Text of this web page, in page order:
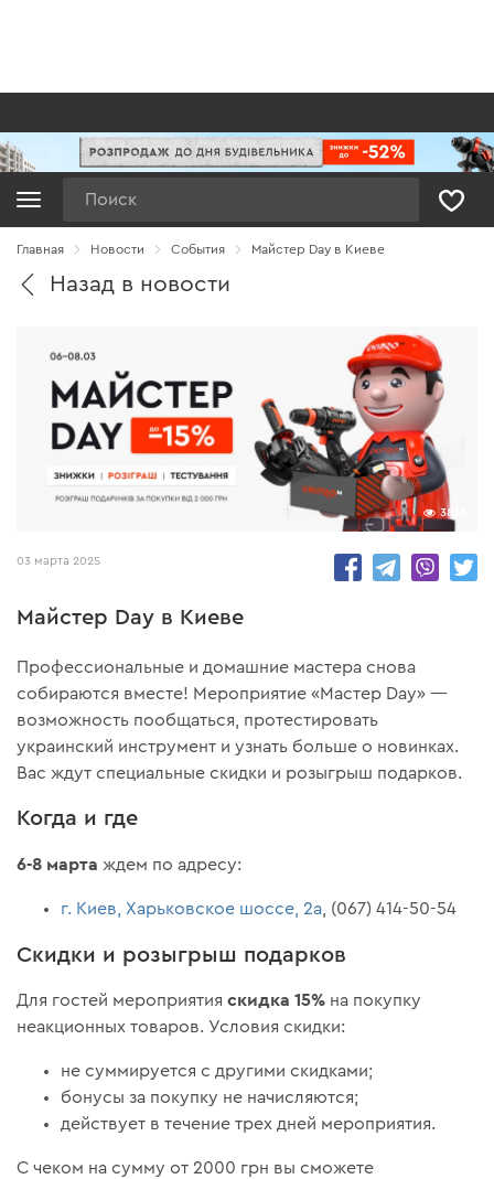
Главная Новости Cобытия Майстер Day в Киеве
Назад в новости
3866
03 марта 2025
Майстер Day в Киеве
Профессиональные и домашние мастера снова
собираются вместе! Мероприятие «Мастер Day» —
возможность пообщаться, протестировать
украинский инструмент и узнать больше о новинках.
Вас ждут специальные скидки и розыгрыш подарков.
Когда и где
6-8 мартаждем по адресу:
г. Киев, Харьковское шоссе, 2а , (067) 414-50-54
Скидки и розыгрыш подарков
Для гостей мероприятияскидка 15% на покупку
неакционных товаров. Условия скидки:
не суммируется с другими скидками;
бонусы за покупку не начисляются;
действует в течение трех дней мероприятия.
С чеком на сумму от 2000 грн вы сможете